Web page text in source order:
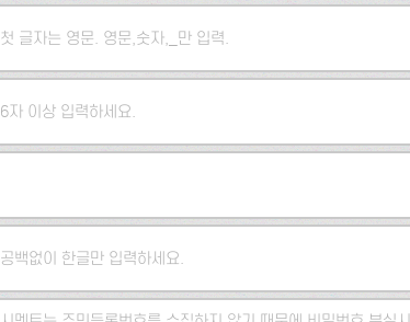
첫 글자는 영문. 영문,숫자,_만 입력.
5자 이상 입력하세요.
6자 이상 입력하세요.
공백없이 한글만 입력하세요.